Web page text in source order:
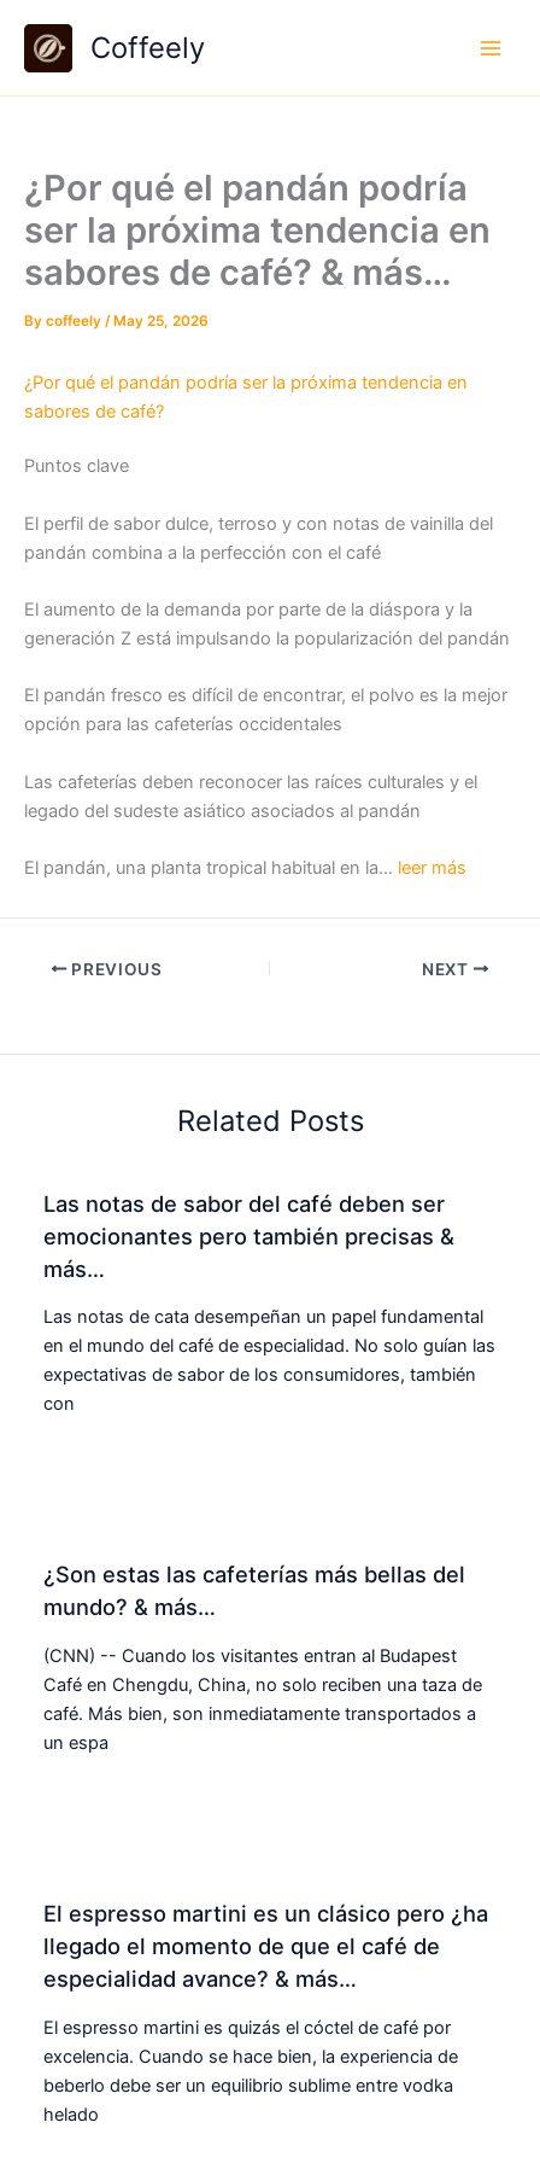
content
Coffeely
¿Por qué el pandán podría
ser la próxima tendencia en
sabores de café? & más…
By coffeely / May 25, 2026
¿Por qué el pandán podría ser la próxima tendencia en
sabores de café?
Puntos clave
El perfil de sabor dulce, terroso y con notas de vainilla del
pandán combina a la perfección con el café
El aumento de la demanda por parte de la diáspora y la
generación Z está impulsando la popularización del pandán
El pandán fresco es difícil de encontrar, el polvo es la mejor
opción para las cafeterías occidentales
Las cafeterías deben reconocer las raíces culturales y el
legado del sudeste asiático asociados al pandán
El pandán, una planta tropical habitual en la… leer más
PREVIOUS NEXT
Related Posts
Las notas de sabor del café deben ser
emocionantes pero también precisas &
más…
Las notas de cata desempeñan un papel fundamental
en el mundo del café de especialidad. No solo guían las
expectativas de sabor de los consumidores, también
con
¿Son estas las cafeterías más bellas del
mundo? & más…
(CNN) -- Cuando los visitantes entran al Budapest
Café en Chengdu, China, no solo reciben una taza de
café. Más bien, son inmediatamente transportados a
un espa
El espresso martini es un clásico pero ¿ha
llegado el momento de que el café de
especialidad avance? & más…
El espresso martini es quizás el cóctel de café por
excelencia. Cuando se hace bien, la experiencia de
beberlo debe ser un equilibrio sublime entre vodka
helado